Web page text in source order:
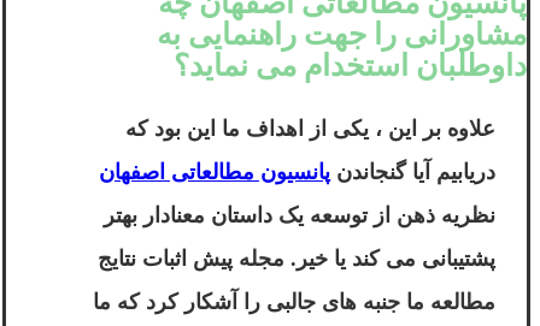
مشاورانی را جهت راهنمایی به
داوطلبان استخدام می نماید؟
علاوه بر این ، یکی از اهداف ما این بود که
دریابیم آیا گنجاندن پانسیون مطالعاتی اصفهان
نظریه ذهن از توسعه یک داستان معنادار بهتر
پشتیبانی می کند یا خیر. مجله پیش اثبات نتایج
مطالعه ما جنبه های جالبی را آشکار کرد که ما